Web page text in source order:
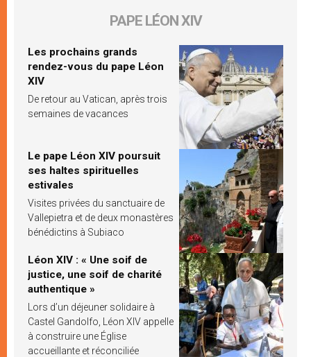
PAPE LÉON XIV
Les prochains grands
rendez-vous du pape Léon
XIV
De retour au Vatican, après trois
semaines de vacances
Le pape Léon XIV poursuit
ses haltes spirituelles
estivales
Visites privées du sanctuaire de
Vallepietra et de deux monastères
bénédictins à Subiaco
Léon XIV : « Une soif de
justice, une soif de charité
authentique »
Lors d’un déjeuner solidaire à
Castel Gandolfo, Léon XIV appelle
à construire une Église
accueillante et réconciliée